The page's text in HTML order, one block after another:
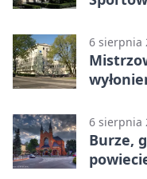
6 sierpnia
6 sierpnia
Burze,